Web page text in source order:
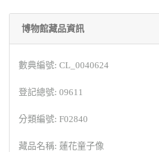
博物館藏品資訊
數典編號: CL_0040624
登記總號: 09611
分類編號: F02840
藏品名稱: 蓮花童子像